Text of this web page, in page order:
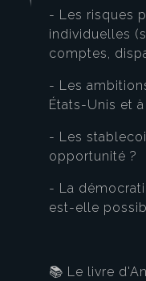
- Les risques
individuelles
comptes,
- Les
États-Unis et
- Les
opportunité ?
- La
est-elle
📚 Le livre